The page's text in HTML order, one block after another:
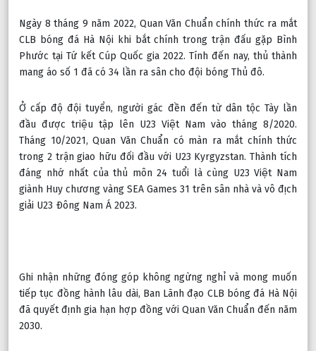
Ngày 8 tháng 9 năm 2022, Quan Văn Chuẩn chính thức ra mắt
CLB bóng đá Hà Nội khi bắt chính trong trận đấu gặp Bình
Phước tại Tứ kết Cúp Quốc gia 2022. Tính đến nay, thủ thành
mang áo số 1 đã có 34 lần ra sân cho đội bóng Thủ đô.
Ở cấp độ đội tuyển, người gác đền đến từ dân tộc Tày lần
đầu được triệu tập lên U23 Việt Nam vào tháng 8/2020.
Tháng 10/2021, Quan Văn Chuẩn có màn ra mắt chính thức
trong 2 trận giao hữu đối đầu với U23 Kyrgyzstan. Thành tích
đáng nhớ nhất của thủ môn 24 tuổi là cùng U23 Việt Nam
giành Huy chương vàng SEA Games 31 trên sân nhà và vô địch
giải U23 Đông Nam Á 2023.
Ghi nhận những đóng góp không ngừng nghỉ và mong muốn
tiếp tục đồng hành lâu dài, Ban Lãnh đạo CLB bóng đá Hà Nội
đã quyết định gia hạn hợp đồng với Quan Văn Chuẩn đến năm
2030.